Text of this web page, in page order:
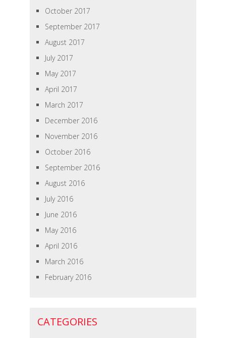
October 2017
September 2017
August 2017
July 2017
May 2017
April 2017
March 2017
December 2016
November 2016
October 2016
September 2016
August 2016
July 2016
June 2016
May 2016
April 2016
March 2016
February 2016
CATEGORIES